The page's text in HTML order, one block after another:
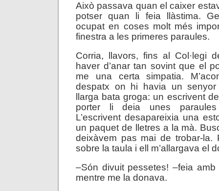
Això passava quan el caixer
potser quan li feia llàstima.
ocupat en coses molt més
finestra a les primeres paraules.
Corria, llavors, fins al Col·legi
haver d’anar tan sovint que el
me una certa simpatia.
despatx on hi havia un
llarga bata groga: un escrivent
porter li deia unes
L’escrivent desapareixia una
un paquet de lletres a la mà.
deixàvem pas mai de trobar-la.
sobre la taula i ell m’allargava el
–Són divuit pessetes! –feia
mentre me la donava.